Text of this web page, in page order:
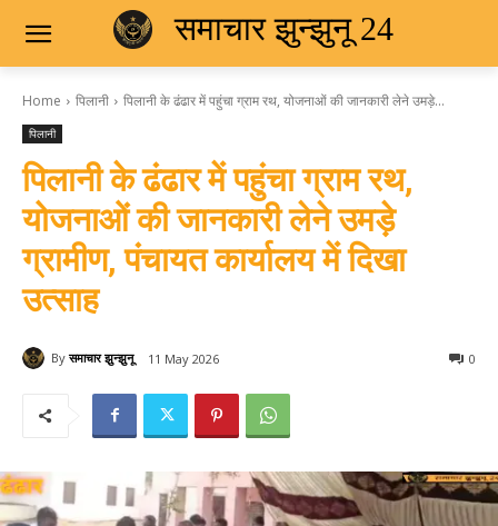
समाचार झुन्झुनू 24
Home पिलानी पिलानी के ढंढार में पहुंचा ग्राम रथ, योजनाओं की जानकारी लेने उमड़े...
पिलानी
पिलानी के ढंढार में पहुंचा ग्राम रथ,
योजनाओं की जानकारी लेने उमड़े
ग्रामीण, पंचायत कार्यालय में दिखा
उत्साह
By समाचार झुन्झुनू 11 May 2026 0